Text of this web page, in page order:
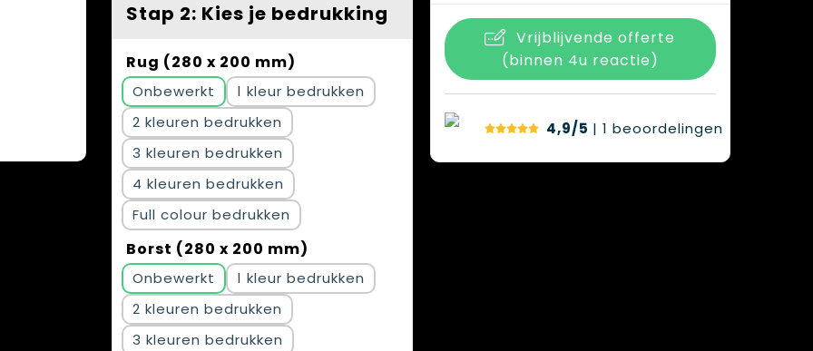
Stap 2: Kies je bedrukking
Rug (280 x 200 mm)
Onbewerkt
1
2
3
4
Full colour
Borst (280 x 200 mm)
Onbewerkt
1
2
3
Vrijblijvende offerte
(binnen 4u reactie)
4,9/5 | 1 beoordelingen